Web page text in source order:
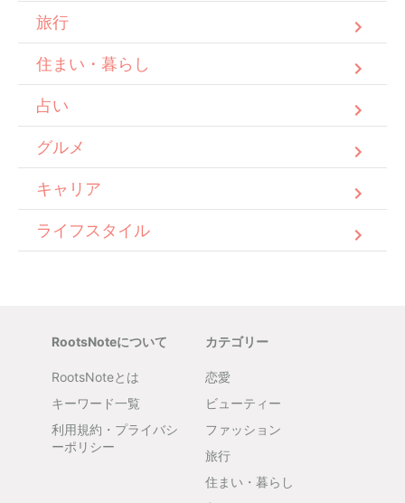
旅行
住まい・暮らし
占い
グルメ
キャリア
ライフスタイル
RootsNoteについて
RootsNoteとは
キーワード一覧
利用規約・プライバシ
ーポリシー
カテゴリー
恋愛
ビューティー
ファッション
旅行
住まい・暮らし